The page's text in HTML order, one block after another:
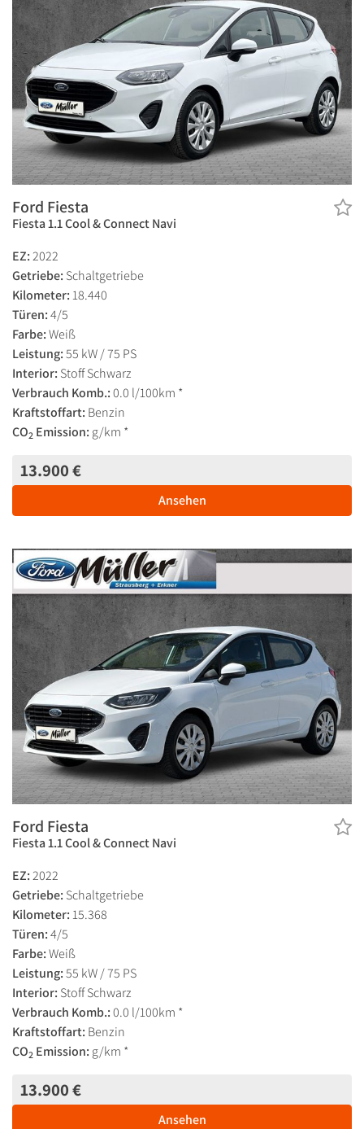
Ford Fiesta
Fiesta 1.1 Cool & Connect Navi
EZ:2022
Getriebe: Schaltgetriebe
Kilometer: 18.440
Türen:4/5
Farbe:Weiß
Leistung:55 kW / 75 PS
Interior: Stoff Schwarz
Verbrauch Komb.:0.0 l/100km *
Kraftstoffart: Benzin
CO2 Emission: g/km *
13.900 €
Ansehen
Ford Fiesta
Fiesta 1.1 Cool & Connect Navi
EZ:2022
Getriebe: Schaltgetriebe
Kilometer: 15.368
Türen:4/5
Farbe:Weiß
Leistung:55 kW / 75 PS
Interior: Stoff Schwarz
Verbrauch Komb.:0.0 l/100km *
Kraftstoffart: Benzin
CO2 Emission: g/km *
13.900 €
Ansehen